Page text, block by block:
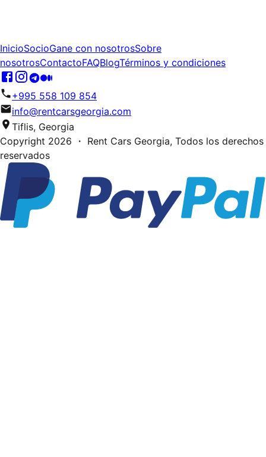
InicioSocioGane con nosotrosSobre
nosotrosContactoFAQBlogTérminos y condiciones
+995 558 109 854
info@rentcarsgeorgia.com
Tiflis, Georgia
Copyright 2026 ・ Rent Cars Georgia, Todos los derechos
reservados